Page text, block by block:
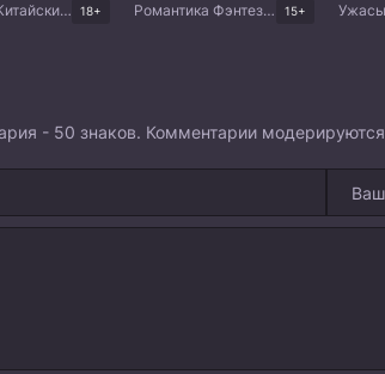
Мистика Китайские дорамы 18+ Романтика Фэнтези Мистика Комедия Корейские дорамы 15+
- 50 знаков. Комментарии модерируются